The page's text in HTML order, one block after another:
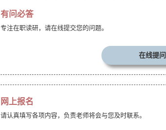
有问必答
专注在职读研，请在线提交您的问题。
在线提问
网上报名
请认真填写各项内容，负责老师将会与您及时联系。